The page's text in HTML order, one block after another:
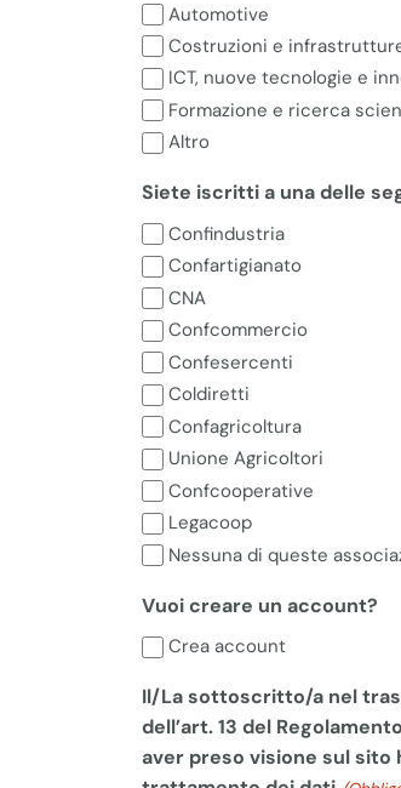
Automotive
Costruzioni e
ICT, nuove tecnologie e
Formazione e ricerca
Altro
Siete iscritti a una delle
Confindustria
Confartigianato
CNA
Confcommercio
Confesercenti
Coldiretti
Confagricoltura
Unione Agricoltori
Confcooperative
Legacoop
Nessuna di queste
Vuoi creare un account?
Crea account
Il/La sottoscritto/a nel
dell’art. 13 del
aver preso visione sul